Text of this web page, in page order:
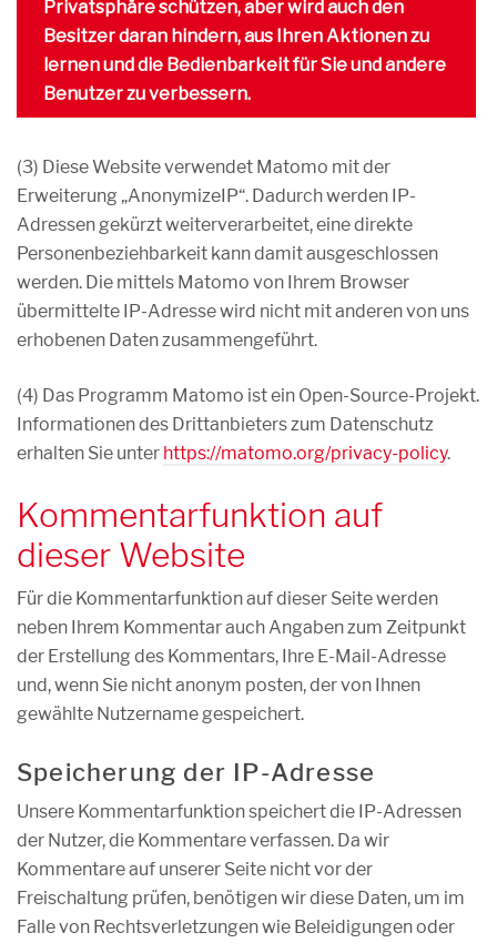
(3) Diese Website verwendet Matomo mit der
Erweiterung „AnonymizeIP“. Dadurch werden IP-
Adressen gekürzt weiterverarbeitet, eine direkte
Personenbeziehbarkeit kann damit ausgeschlossen
werden. Die mittels Matomo von Ihrem Browser
übermittelte IP-Adresse wird nicht mit anderen von uns
erhobenen Daten zusammengeführt.
(4) Das Programm Matomo ist ein Open-Source-Projekt.
Informationen des Drittanbieters zum Datenschutz
erhalten Sie unter https://matomo.org/privacy-policy.
Kommentarfunktion auf
dieser Website
Für die Kommentarfunktion auf dieser Seite werden
neben Ihrem Kommentar auch Angaben zum Zeitpunkt
der Erstellung des Kommentars, Ihre E-Mail-Adresse
und, wenn Sie nicht anonym posten, der von Ihnen
gewählte Nutzername gespeichert.
Speicherung der IP-Adresse
Unsere Kommentarfunktion speichert die IP-Adressen
der Nutzer, die Kommentare verfassen. Da wir
Kommentare auf unserer Seite nicht vor der
Freischaltung prüfen, benötigen wir diese Daten, um im
Falle von Rechtsverletzungen wie Beleidigungen oder